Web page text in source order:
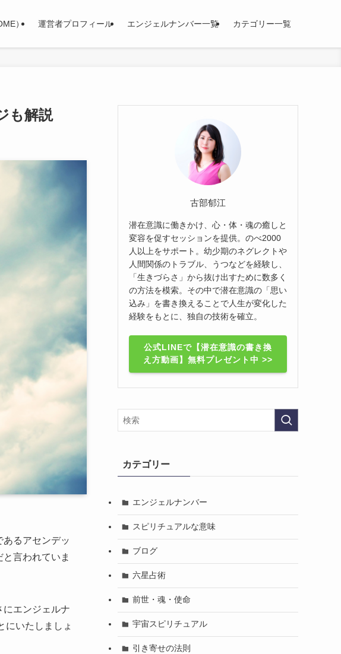
） 運営者プロフィール エンジェルナンバー一覧 カテゴリー一覧
も解説
るアセンデッ
言われていま
にエンジェルナ
にいたしましょ
古部郁江
潜在意識に働きかけ、心・体・魂の癒しと
変容を促すセッションを提供。のべ2000
人以上をサポート。幼少期のネグレクトや
人間関係のトラブル、うつなどを経験し、
「生きづらさ」から抜け出すために数多く
の方法を模索。その中で潜在意識の「思い
込み」を書き換えることで人生が変化した
経験をもとに、独自の技術を確立。
公式LINEで【潜在意識の書き換
え方動画】無料プレゼント中 >>
カテゴリー
エンジェルナンバー
スピリチュアルな意味
ブログ
六星占術
前世・魂・使命
宇宙スピリチュアル
引き寄せの法則